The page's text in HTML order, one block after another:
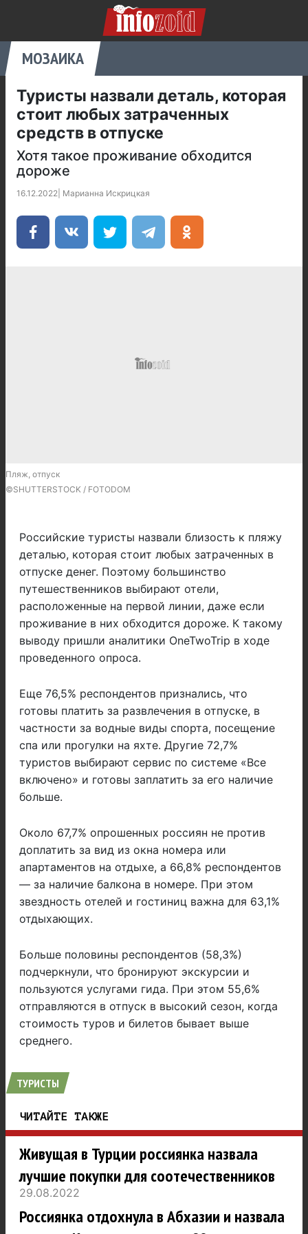
МОЗАИКА
Туристы назвали деталь, которая
стоит любых затраченных
средств в отпуске
Хотя такое проживание обходится
дороже
16.12.2022 Марианна Искрицкая
Пляж, отпуск
©SHUTTERSTOCK / FOTODOM
Российские туристы назвали близость к пляжу
деталью, которая стоит любых затраченных в
отпуске денег. Поэтому большинство
путешественников выбирают отели,
расположенные на первой линии, даже если
проживание в них обходится дороже. К такому
выводу пришли аналитики OneTwoTrip в ходе
проведенного опроса.
Еще 76,5% респондентов признались, что
готовы платить за развлечения в отпуске, в
частности за водные виды спорта, посещение
спа или прогулки на яхте. Другие 72,7%
туристов выбирают сервис по системе «Все
включено» и готовы заплатить за его наличие
больше.
Около 67,7% опрошенных россиян не против
доплатить за вид из окна номера или
апартаментов на отдыхе, а 66,8% респондентов
— за наличие балкона в номере. При этом
звездность отелей и гостиниц важна для 63,1%
отдыхающих.
Больше половины респондентов (58,3%)
подчеркнули, что бронируют экскурсии и
пользуются услугами гида. При этом 55,6%
отправляются в отпуск в высокий сезон, когда
стоимость туров и билетов бывает выше
среднего.
ТУРИСТЫ
ЧИТАЙТЕ ТАКЖЕ
Живущая в Турции россиянка назвала
лучшие покупки для соотечественников
29.08.2022
Россиянка отдохнула в Абхазии и назвала